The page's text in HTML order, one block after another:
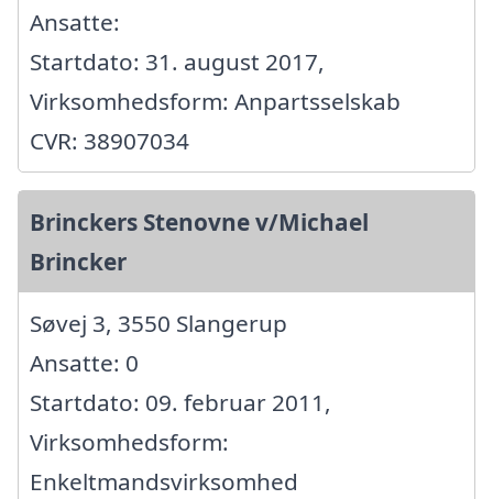
Ansatte:
Startdato: 31. august 2017,
Virksomhedsform: Anpartsselskab
CVR: 38907034
Brinckers Stenovne v/Michael
Brincker
Søvej 3, 3550 Slangerup
Ansatte: 0
Startdato: 09. februar 2011,
Virksomhedsform:
Enkeltmandsvirksomhed